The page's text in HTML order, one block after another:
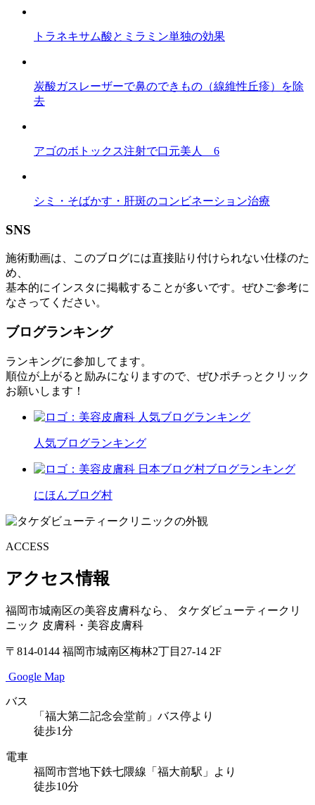
トラネキサム酸とミラミン単独の効果
炭酸ガスレーザーで鼻のできもの（線維性丘疹）を除
去
アゴのボトックス注射で口元美人 6
シミ・そばかす・肝斑のコンビネーション治療
SNS
施術動画は、このブログには直接貼り付けられない仕様のた
め、
基本的にインスタに掲載することが多いです。ぜひご参考に
なさってください。
ブログランキング
ランキングに参加してます。
順位が上がると励みになりますので、ぜひポチっとクリック
お願いします！
人気ブログランキング
にほんブログ村
ACCESS
アクセス情報
福岡市城南区の美容皮膚科なら、
タケダビューティークリ
ニック 皮膚科・美容皮膚科
〒814-0144 福岡市城南区梅林2丁目27-14 2F
Google Map
バス
「福大第二記念会堂前」バス停より
徒歩1分
電車
福岡市営地下鉄七隈線「福大前駅」より
徒歩10分